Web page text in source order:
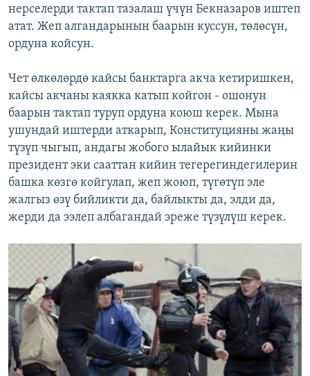
нерселерди тактап тазалаш үчүн Бекназаров иштеп
атат. Жеп алгандарынын баарын куссун, төлөсүн,
ордуна койсун.
Чет өлкөлөрдө кайсы банктарга акча кетиришкен,
кайсы акчаны каякка катып койгон - ошонун
баарын тактап туруп ордуна коюш керек. Мына
ушундай иштерди аткарып, Конституцияны жаңы
түзүп чыгып, андагы жобого ылайык кийинки
президент эки сааттан кийин тегерегиндегилерин
башка көзгө койгулап, жеп жоюп, түгөтүп эле
жалгыз өзү бийликти да, байлыкты да, элди да,
жерди да ээлеп албагандай эреже түзүлүш керек.